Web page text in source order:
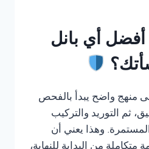
أي بانل
منهج واضح يبدأ بالفحص
ثم التوريد والتركيب
المستمرة. وهذا يعني أن